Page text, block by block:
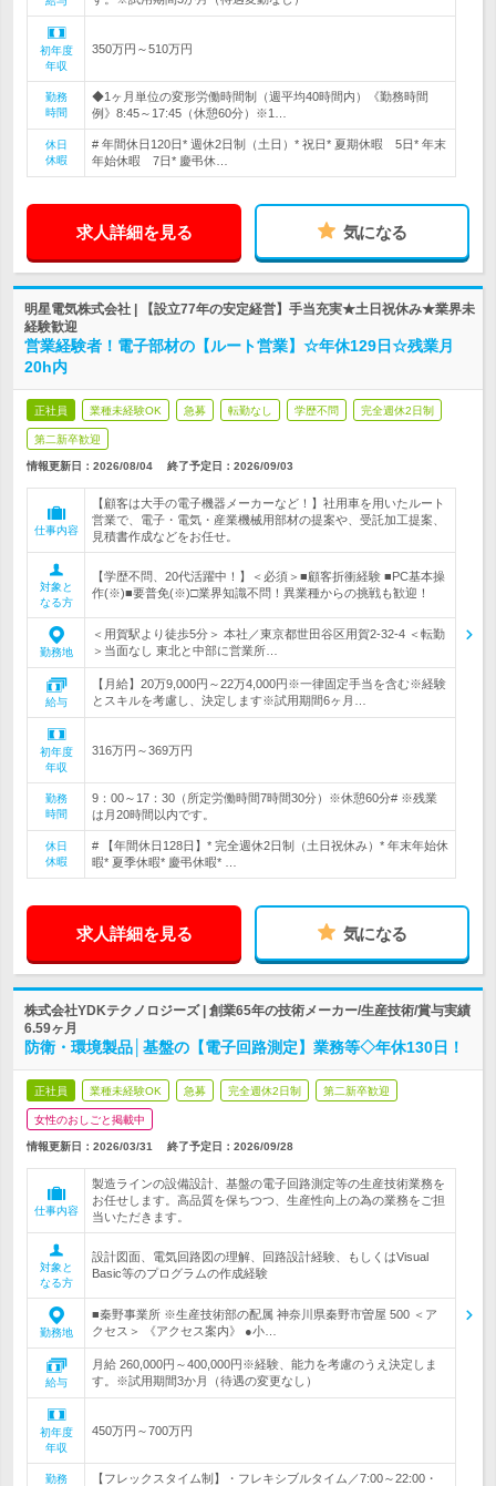
初年度
年収
350万円～510万円
勤務
時間
◆1ヶ月単位の変形労働時間制（週平均40時間内）《勤務時間
例》8:45～17:45（休憩60分）※1…
休日
休暇
# 年間休日120日* 週休2日制（土日）* 祝日* 夏期休暇 5日* 年末
年始休暇 7日* 慶弔休…
求人詳細を見る 気になる
明星電気株式会社 | 【設立77年の安定経営】手当充実★土日祝休み★業界未
経験歓迎
営業経験者！電子部材の【ルート営業】☆年休129日☆残業月
20h内
正社員 業種未経験OK 急募 転勤なし 学歴不問 完全週休2日制
第二新卒歓迎
情報更新日：2026/08/04 終了予定日： 2026/09/03
仕事内容
【顧客は大手の電子機器メーカーなど！】社用車を用いたルート
営業で、電子・電気・産業機械用部材の提案や、受託加工提案、
見積書作成などをお任せ。
対象と
なる方
【学歴不問、20代活躍中！】＜必須＞■顧客折衝経験 ■PC基本操
作(※)■要普免(※)□業界知識不問！異業種からの挑戦も歓迎！
勤務地
＜用賀駅より徒歩5分＞ 本社／東京都世田谷区用賀2-32-4 ＜転勤
＞当面なし 東北と中部に営業所…
給与
【月給】20万9,000円～22万4,000円※一律固定手当を含む※経験
とスキルを考慮し、決定します※試用期間6ヶ月…
初年度
年収
316万円～369万円
勤務
時間
9：00～17：30（所定労働時間7時間30分）※休憩60分# ※残業
は月20時間以内です。
休日
休暇
# 【年間休日128日】* 完全週休2日制（土日祝休み）* 年末年始休
暇* 夏季休暇* 慶弔休暇* …
求人詳細を見る 気になる
株式会社YDKテクノロジーズ | 創業65年の技術メーカー/生産技術/賞与実績
6.59ヶ月
防衛・環境製品│基盤の【電子回路測定】業務等◇年休130日！
正社員 業種未経験OK 急募 完全週休2日制 第二新卒歓迎
女性のおしごと掲載中
情報更新日：2026/03/31 終了予定日： 2026/09/28
仕事内容
製造ラインの設備設計、基盤の電子回路測定等の生産技術業務を
お任せします。高品質を保ちつつ、生産性向上の為の業務をご担
当いただきます。
対象と
なる方
設計図面、電気回路図の理解、回路設計経験、もしくはVisual
Basic等のプログラムの作成経験
勤務地
■秦野事業所 ※生産技術部の配属 神奈川県秦野市曽屋 500 ＜ア
クセス＞ 《アクセス案内》 ●小…
給与
月給 260,000円～400,000円※経験、能力を考慮のうえ決定しま
す。※試用期間3か月（待遇の変更なし）
初年度
年収
450万円～700万円
勤務
【フレックスタイム制】・フレキシブルタイム／7:00～22:00・